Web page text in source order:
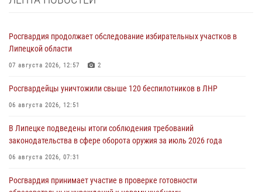
Росгвардия продолжает обследование избирательных участков в
Липецкой области
07 августа 2026, 12:57 2
Росгвардейцы уничтожили свыше 120 беспилотников в ЛНР
06 августа 2026, 12:51
В Липецке подведены итоги соблюдения требований
законодательства в сфере оборота оружия за июль 2026 года
06 августа 2026, 07:31
Росгвардия принимает участие в проверке готовности